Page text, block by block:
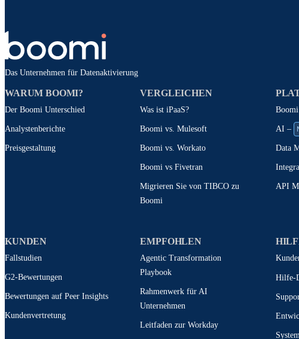
Das Unternehmen für Datenaktivierung
WARUM BOOMI?
Der Boomi Unterschied
Analystenberichte
Preisgestaltung
VERGLEICHEN
Was ist iPaaS?
Boomi vs. Mulesoft
Boomi vs. Workato
Boomi vs Fivetran
Migrieren Sie von TIBCO zu
Boomi
AI –
Data
API
KUNDEN
Fallstudien
G2-Bewertungen
Bewertungen auf Peer Insights
Kundenvertretung
EMPFOHLEN
Agentic Transformation
Playbook
Rahmenwerk für AI
Unternehmen
Leitfaden zur Workday
Hilfe-